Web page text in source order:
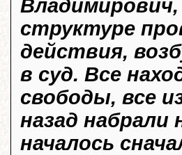
структуре
действия,
в суд. Все
свободы, все
назад набрали
началось